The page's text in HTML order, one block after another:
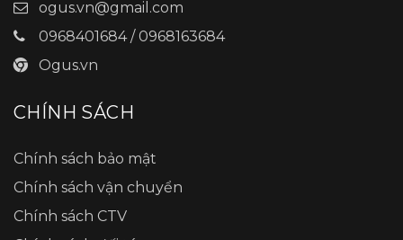
ogus.vn@gmail.com
0968401684 / 0968163684
Ogus.vn
CHÍNH SÁCH
Chính sách bảo mật
Chính sách vận chuyển
Chính sách CTV